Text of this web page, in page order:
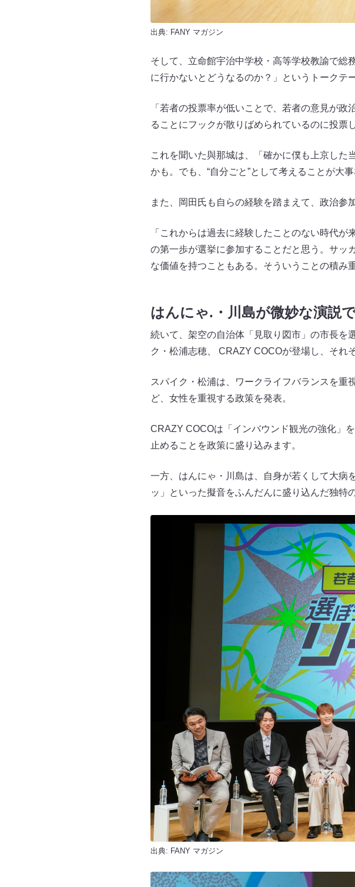
出典: FANY マガジン
そして、立命館宇治中学校・高等学校教諭で総
に行かないとどうなるのか？」というトークテ
「若者の投票率が低いことで、若者の意見が
ることにフックが散りばめられているのに投票
これを聞いた與那城は、「確かに僕も上京した
かも。でも、“自分ごと”として考えることが大
また、岡田氏も自らの経験を踏まえて、政治参
「これからは過去に経験したことのない時代
の第一歩が選挙に参加することだと思う。サッ
な価値を持つこともある。そういうことの積み
はんにゃ.・川島が微妙な演説
続いて、架空の自治体「見取り図市」の市長を
ク・松浦志穂、 CRAZY COCOが登場し、それ
スパイク・松浦は、ワークライフバランスを重
ど、女性を重視する政策を発表。
CRAZY COCOは「インバウンド観光の強化」
止めることを政策に盛り込みます。
一方、はんにゃ・川島は、自身が若くして大病
ッ」といった擬音をふんだんに盛り込んだ独
出典: FANY マガジン